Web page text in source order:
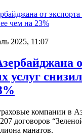
2025, 11:07
услуг
компании в
договоров
манатов.